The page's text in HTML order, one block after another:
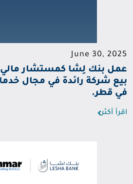
June 30, 2025
عمل بنك لِشا كمستشار
بيع شركة رائدة في مجال
في قطر.
اقرأ أكثر